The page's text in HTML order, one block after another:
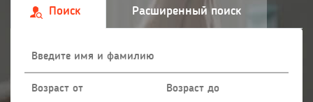
Поиск Расширенный поиск